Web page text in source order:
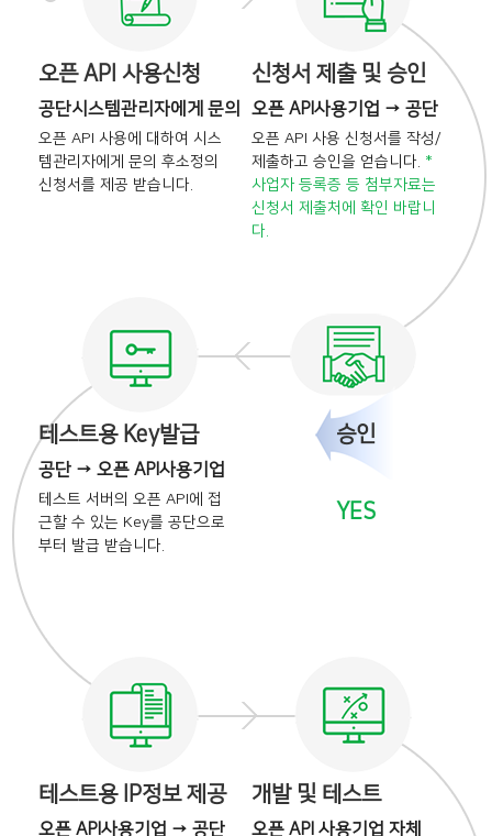
오픈 API 사용신청
공단시스템관리자에게 문의
오픈 API 사용에 대하여 시스
템관리자에게 문의 후소정의
신청서를 제공 받습니다.
신청서 제출 및 승인
오픈 API사용기업 → 공단
오픈 API 사용 신청서를 작성/
제출하고 승인을 얻습니다. *
사업자 등록증 등 첨부자료는
신청서 제출처에 확인 바랍니
다.
승인
YES
테스트용 Key발급
공단 → 오픈 API사용기업
테스트 서버의 오픈 API에 접
근할 수 있는 Key를 공단으로
부터 발급 받습니다.
테스트용 IP정보 제공
오픈 API사용기업 → 공단
개발 및 테스트
오픈 API 사용기업 자체